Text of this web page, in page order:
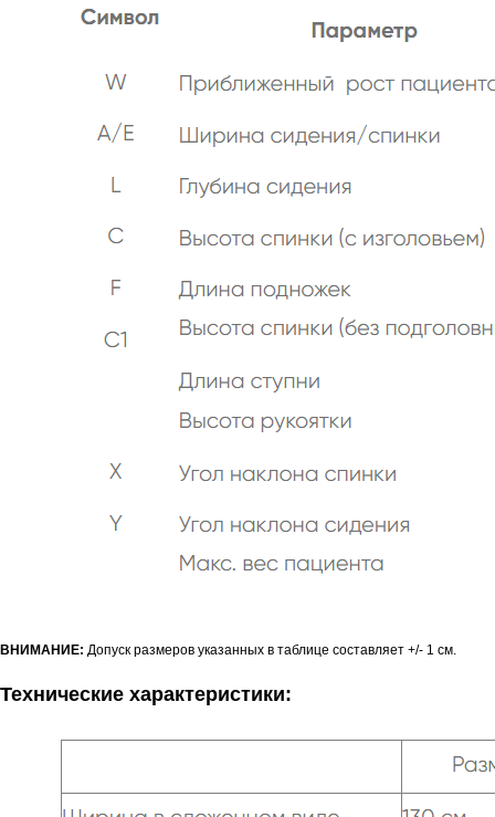
ВНИМАНИЕ: Допуск размеров указанных в таблице составляет +/- 1 см.
Технические характеристики: